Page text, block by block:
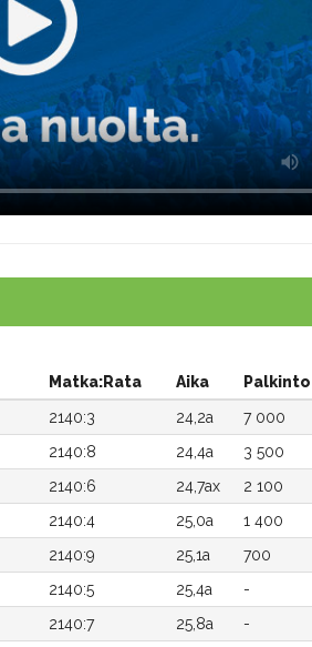
Matka:Rata Aika Palkinto
2140:3 24,2a 7 000
2140:8 24,4a 3 500
2140:6 24,7ax 2 100
2140:4 25,0a 1 400
2140:9 25,1a 700
2140:5 25,4a -
2140:7 25,8a -